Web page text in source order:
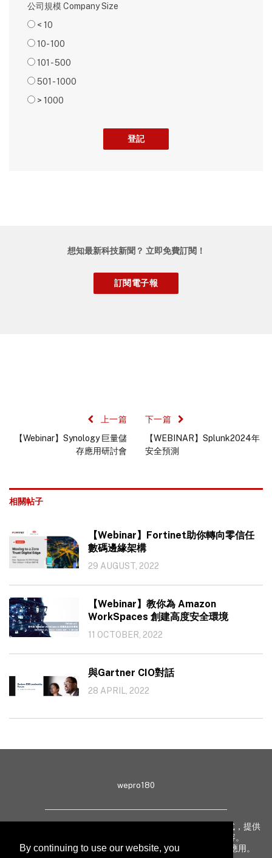
By continuing to use our website, you
公司規模 Company Size
< 10
10- 100
101 - 500
501 - 1000
> 1000
想知最新科技新聞？ 立即免費訂閱！
上一篇
【Webinar】Synology 巨量儲
存應用研討會
下一篇
【WEBINAR】Splunk2024年
安全預測
相關帖子
【Webinar】Fortinet助你轉向零信任
數碼邊緣架構
29 AUGUST, 2022
【Webinar】教你為 Amazon
WorkSpaces 創建高度安全環境
11 OCTOBER, 2022
與Gartner CIO對話
28 APRIL, 2022
wepro180
wepro180 由 IT 業界專家組成，以生動有趣、深入淺出方式，提供
最新 IT 動態、趨勢、技術、行業熱話、專題報導等內容。
致力提升亞太地區科技知識及網絡安全意識，促進新技術應用。